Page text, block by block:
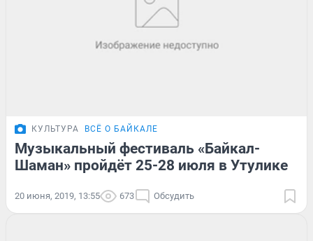
КУЛЬТУРА ВСЁ О БАЙКАЛЕ
Музыкальный фестиваль «Байкал-
Шаман» пройдёт 25-28 июля в Утулике
20 июня, 2019, 13:55 673 Обсудить